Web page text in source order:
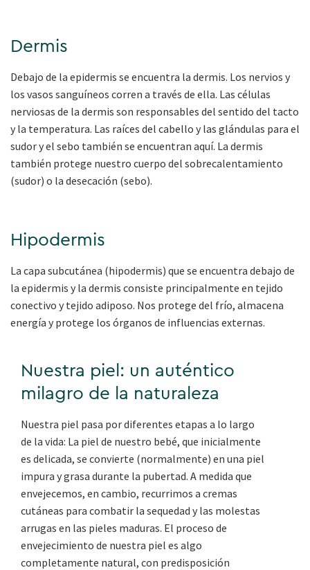
Dermis
Debajo de la epidermis se encuentra la dermis. Los nervios y
los vasos sanguíneos corren a través de ella. Las células
nerviosas de la dermis son responsables del sentido del tacto
y la temperatura. Las raíces del cabello y las glándulas para el
sudor y el sebo también se encuentran aquí. La dermis
también protege nuestro cuerpo del sobrecalentamiento
(sudor) o la desecación (sebo).
Hipodermis
La capa subcutánea (hipodermis) que se encuentra debajo de
la epidermis y la dermis consiste principalmente en tejido
conectivo y tejido adiposo. Nos protege del frío, almacena
energía y protege los órganos de influencias externas.
Nuestra piel: un auténtico
milagro de la naturaleza
Nuestra piel pasa por diferentes etapas a lo largo
de la vida: La piel de nuestro bebé, que inicialmente
es delicada, se convierte (normalmente) en una piel
impura y grasa durante la pubertad. A medida que
envejecemos, en cambio, recurrimos a cremas
cutáneas para combatir la sequedad y las molestas
arrugas en las pieles maduras. El proceso de
envejecimiento de nuestra piel es algo
completamente natural, con predisposición